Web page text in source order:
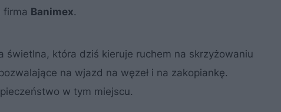
firma Banimex.
świetlna, która dziś kieruje ruchem na skrzyżowaniu
na wjazd na węzeł i na zakopiankę.
w tym miejscu.